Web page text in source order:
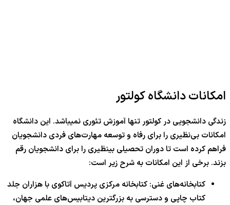
امکانات دانشگاه کولتور
زندگی دانشجویی در کولتور تنها آموزش تئوری نمیباشد. این دانشگاه
امکانات بی‌نظیری را برای رفاه و توسعه مهارت‌های فردی دانشجویان
فراهم کرده است تا دوران تحصیلی بینظیری را برای دانشجویان رقم
بزند. برخی از این امکانات به شرح زیر است:
کتابخانه‌های غنی: کتابخانه مرکزی پردیس آتاکوی با هزاران جلد
کتاب چاپی و دسترسی به بزرگترین دیتابیس‌های علمی جهان،